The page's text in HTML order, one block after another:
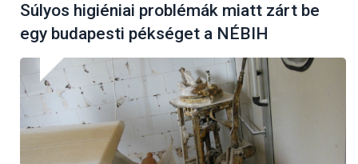
Súlyos higiéniai problémák miatt zárt be
egy budapesti pékséget a NÉBIH